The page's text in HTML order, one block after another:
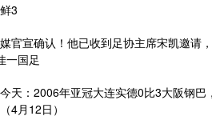
3
官宣确认！他已收到足协主席宋凯邀请
一国足
天：2006年亚冠大连实德0比3大阪钢巴
4月12日）